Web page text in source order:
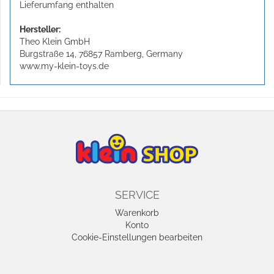
Lieferumfang enthalten
Hersteller:
Theo Klein GmbH
Burgstraße 14, 76857 Ramberg, Germany
www.my-klein-toys.de
SERVICE
Warenkorb
Konto
Cookie-Einstellungen bearbeiten